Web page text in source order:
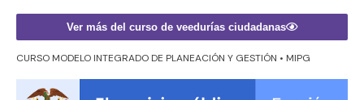
Ver más del curso de veedurías ciudadanas
CURSO MODELO INTEGRADO DE PLANEACIÓN Y GESTIÓN • MIPG